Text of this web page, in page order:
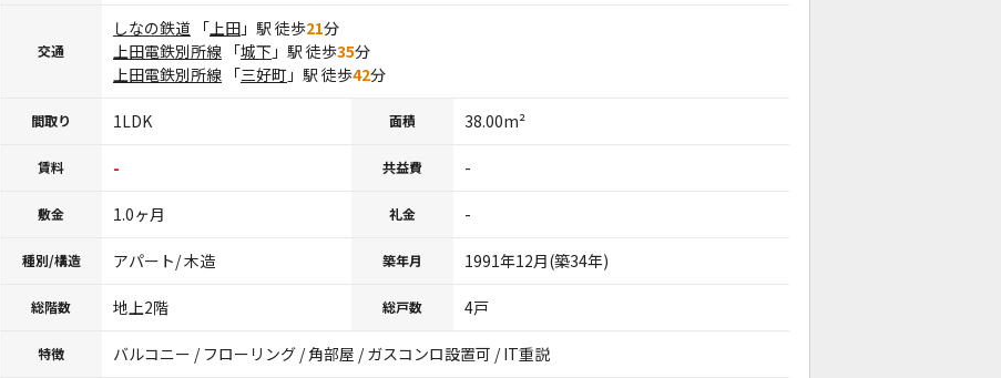
交通
しなの鉄道 「上田 」駅 徒歩21分
上田電鉄別所線 「城下 」駅 徒歩35分
上田電鉄別所線 「三好町 」駅 徒歩42分
間取り 1LDK 面積 38.00m²
賃料 - 共益費 -
敷金 1.0ヶ月 礼金 -
種別/構造 アパート/ 木造 築年月 1991年12月(築34年)
総階数 地上2階 総戸数 4戸
特徴 バルコニー / フローリング / 角部屋 / ガスコンロ設置可 / IT重説